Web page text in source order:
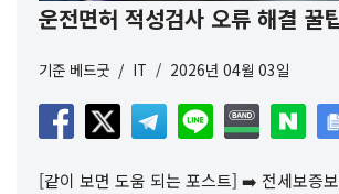
운전면허 적성검사 오류 해결 꿀
기준 베드굿 IT 2026년 04월 03일
[같이 보면 도움 되는 포스트] ➡️ 전세보증